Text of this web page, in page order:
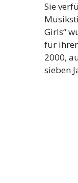
Sie
Girls“
für
2000,
sieben